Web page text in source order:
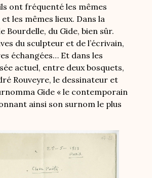
ont fréquenté les mêmes
les mêmes lieux. Dans la
Bourdelle, du Gide, bien sûr.
du sculpteur et de l’écrivain,
échangées… Et dans les
actuel, entre deux bosquets,
Rouveyre, le dessinateur et
Gide « le contemporain
ainsi son surnom le plus